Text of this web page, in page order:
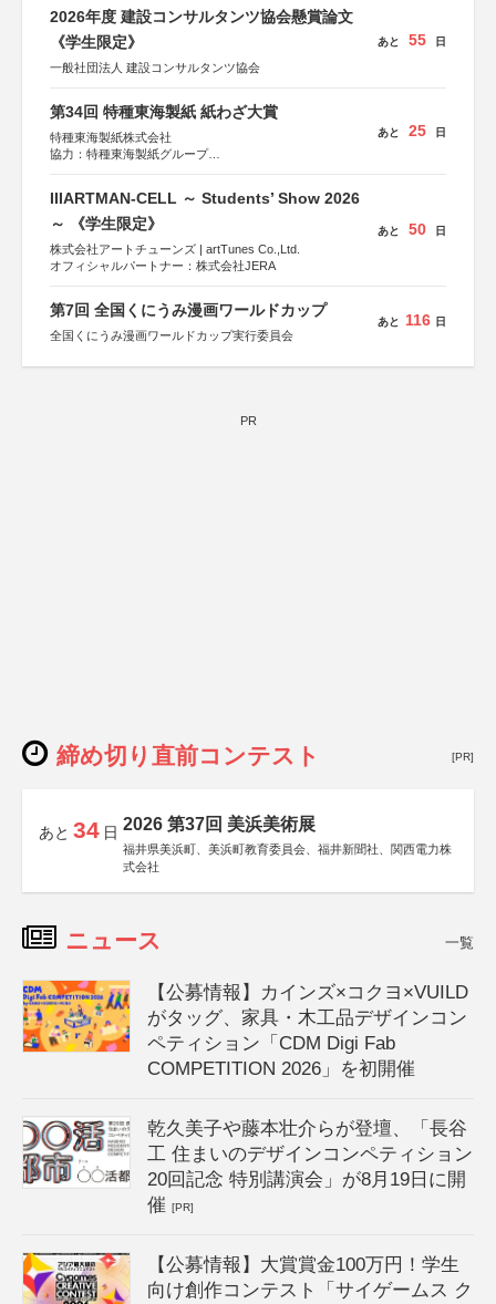
2026年度 建設コンサルタンツ協会懸賞論文
《学生限定》
一般社団法人 建設コンサルタンツ協会
あと 55 日
第34回 特種東海製紙 紙わざ大賞
特種東海製紙株式会社
協力：特種東海製紙グループ
あと 25 日
IIIARTMAN-CELL ～ Students’ Show 2026
～ 《学生限定》
株式会社アートチューンズ | artTunes Co.,Ltd.
オフィシャルパートナー：株式会社JERA
あと 50 日
第7回 全国くにうみ漫画ワールドカップ
全国くにうみ漫画ワールドカップ実行委員会
あと 116 日
PR
締め切り直前コンテスト [PR]
あと 34 日 2026 第37回 美浜美術展
福井県美浜町、美浜町教育委員会、福井新聞社、関西電力株
式会社
ニュース 一覧
【公募情報】カインズ×コクヨ×VUILD
がタッグ、家具・木工品デザインコン
ペティション「CDM Digi Fab
COMPETITION 2026」を初開催
乾久美子や藤本壮介らが登壇、「長谷
工 住まいのデザインコンペティション
20回記念 特別講演会」が8月19日に開
催[PR]
【公募情報】大賞賞金100万円！学生
向け創作コンテスト「サイゲームス ク